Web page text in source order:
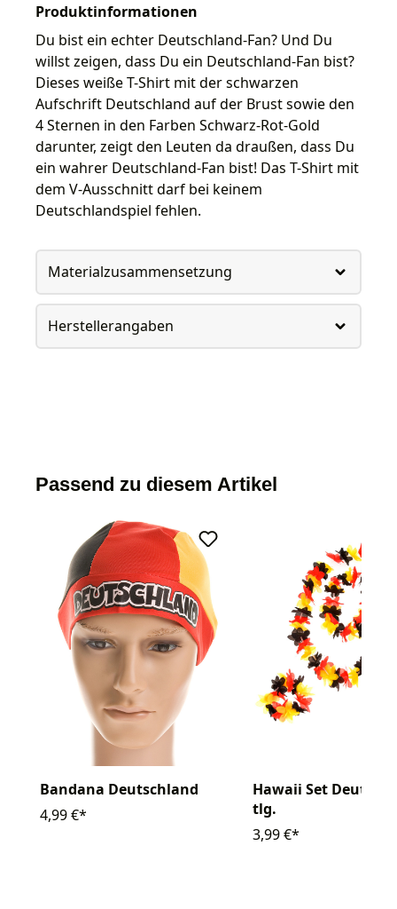
Produktinformationen
Du bist ein echter Deutschland-Fan? Und Du
willst zeigen, dass Du ein Deutschland-Fan bist?
Dieses weiße T-Shirt mit der schwarzen
Aufschrift Deutschland auf der Brust sowie den
4 Sternen in den Farben Schwarz-Rot-Gold
darunter, zeigt den Leuten da draußen, dass Du
ein wahrer Deutschland-Fan bist! Das T-Shirt mit
dem V-Ausschnitt darf bei keinem
Deutschlandspiel fehlen.
Materialzusammensetzung
Herstellerangaben
Passend zu diesem Artikel
Bandana Deutschland
4,99 €*
Hawaii Set
tlg.
3,99 €*